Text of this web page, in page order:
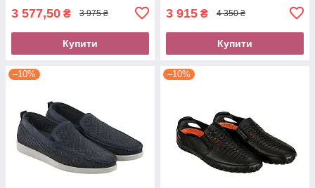
3 577,50 ₴ 3 975 ₴
Купити
3 915 ₴ 4 350 ₴
Купити
–10% –10%